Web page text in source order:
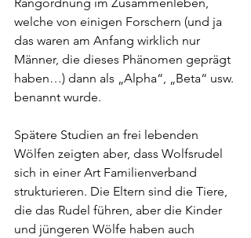
welche von einigen Forschern (und ja
das waren am Anfang wirklich nur
Männer, die dieses Phänomen geprägt
haben…) dann als „Alpha“, „Beta“ usw.
benannt wurde.
Spätere Studien an frei lebenden
Wölfen zeigten aber, dass Wolfsrudel
sich in einer Art Familienverband
strukturieren. Die Eltern sind die Tiere,
die das Rudel führen, aber die Kinder
und jüngeren Wölfe haben auch